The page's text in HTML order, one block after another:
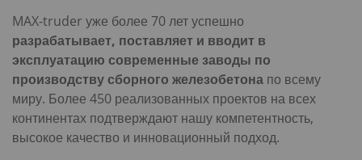
MAX-truder уже более 70 лет успешно
разрабатывает, поставляет и вводит в
эксплуатацию современные заводы по
производству сборного железобетона по всему
миру. Более 450 реализованных проектов на всех
континентах подтверждают нашу компетентность,
высокое качество и инновационный подход.